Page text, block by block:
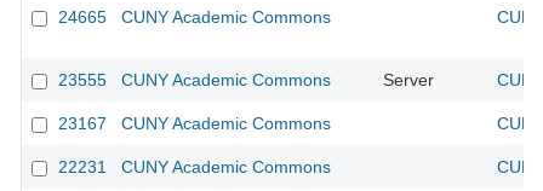
24665 CUNY Academic Commons
23555 CUNY Academic Commons Server
23167 CUNY Academic Commons
22231 CUNY Academic Commons